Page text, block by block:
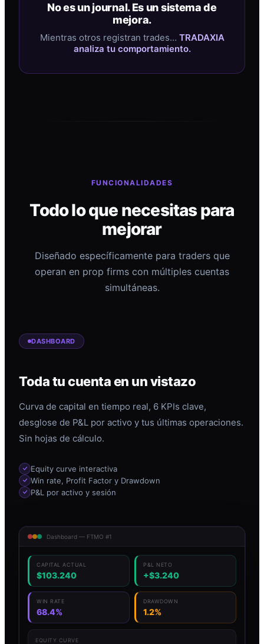
No es un journal. Es un sistema de
mejora.
Mientras otros registran trades… TRADAXIA
analiza tu comportamiento.
FUNCIONALIDADES
Todo lo que necesitas para
mejorar
Diseñado específicamente para traders que
operan en prop firms con múltiples cuentas
simultáneas.
DASHBOARD
Toda tu cuenta en un vistazo
Curva de capital en tiempo real, 6 KPIs clave,
desglose de P&L por activo y tus últimas operaciones.
Sin hojas de cálculo.
Equity curve interactiva
Win rate, Profit Factor y Drawdown
P&L por activo y sesión
Dashboard — FTMO #1
CAPITAL ACTUAL
$103.240
P&L NETO
+$3.240
WIN RATE
68.4%
DRAWDOWN
1.2%
EQUITY CURVE